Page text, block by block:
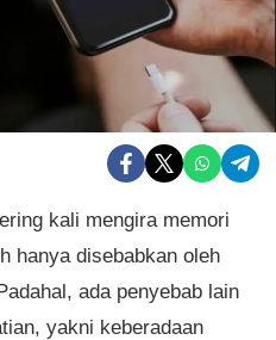
kali mengira memori
hanya disebabkan oleh
ada penyebab lain
yakni keberadaan